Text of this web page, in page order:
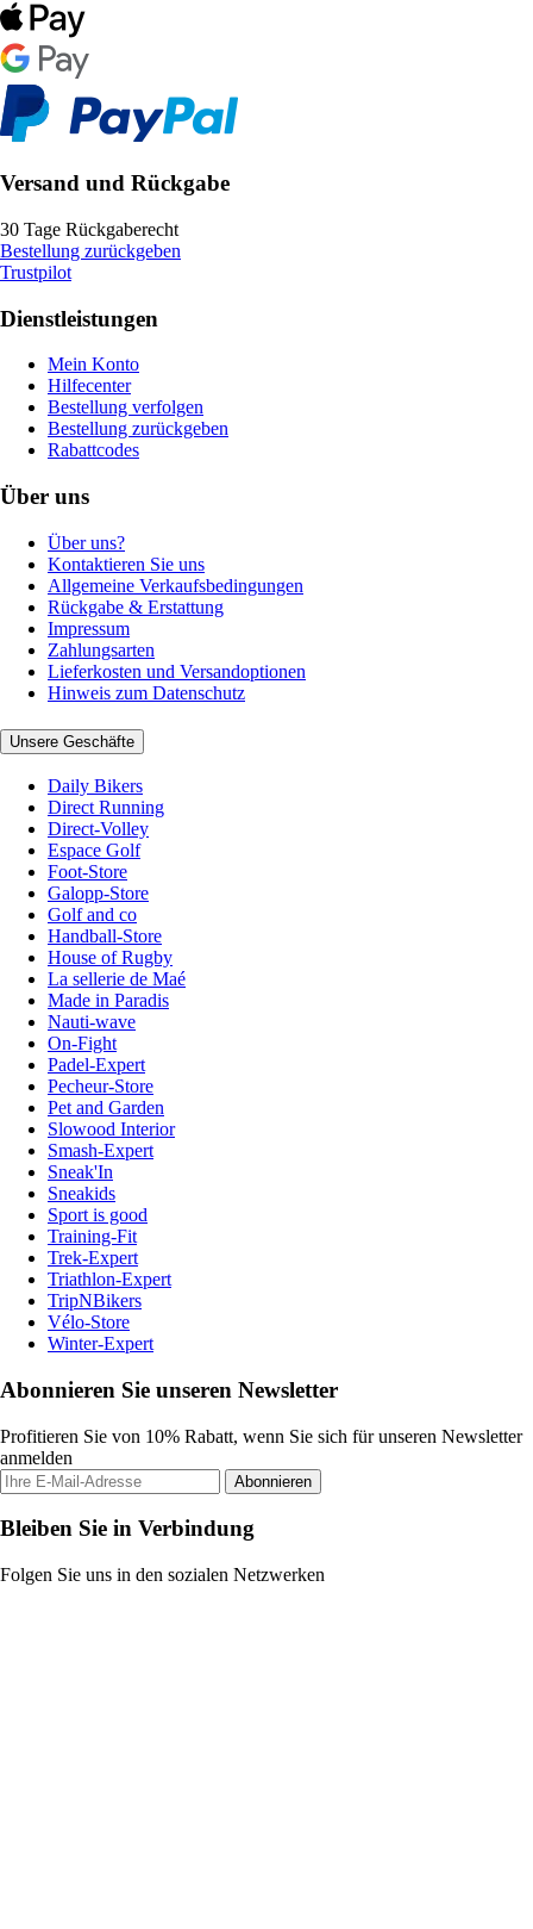
Versand und Rückgabe
30 Tage Rückgaberecht
Bestellung zurückgeben
Trustpilot
Dienstleistungen
Mein Konto
Hilfecenter
Bestellung verfolgen
Bestellung zurückgeben
Rabattcodes
Über uns
Über uns?
Kontaktieren Sie uns
Allgemeine Verkaufsbedingungen
Rückgabe & Erstattung
Impressum
Zahlungsarten
Lieferkosten und Versandoptionen
Hinweis zum Datenschutz
Unsere Geschäfte
Daily Bikers
Direct Running
Direct-Volley
Espace Golf
Foot-Store
Galopp-Store
Golf and co
Handball-Store
House of Rugby
La sellerie de Maé
Made in Paradis
Nauti-wave
On-Fight
Padel-Expert
Pecheur-Store
Pet and Garden
Slowood Interior
Smash-Expert
Sneak'In
Sneakids
Sport is good
Training-Fit
Trek-Expert
Triathlon-Expert
TripNBikers
Vélo-Store
Winter-Expert
Abonnieren Sie unseren Newsletter
Profitieren Sie von 10% Rabatt, wenn Sie sich für unseren Newsletter
anmelden
Abonnieren
Bleiben Sie in Verbindung
Folgen Sie uns in den sozialen Netzwerken